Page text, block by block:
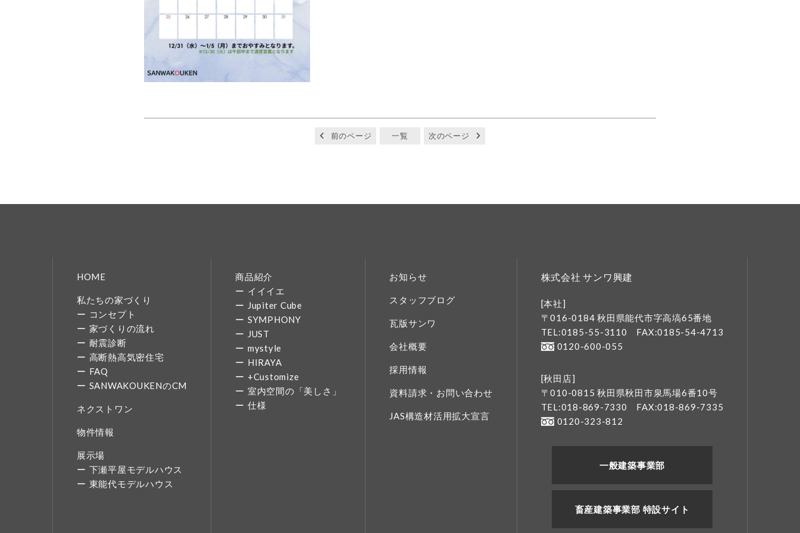
前のページ 一覧 次のページ
HOME
私たちの家づくり
コンセプト
家づくりの流れ
耐震診断
高断熱高気密住宅
FAQ
SANWAKOUKENのCM
ネクストワン
物件情報
展示場
下瀬平屋モデルハウス
東能代モデルハウス
商品紹介
イイイエ
Jupiter Cube
SYMPHONY
JUST
mystyle
HIRAYA
+Customize
室内空間の「美しさ」
仕様
お知らせ
スタッフブログ
瓦版サンワ
会社概要
採用情報
資料請求・お問い合わせ
JAS構造材活用拡大宣言
株式会社 サンワ興建
[本社]
〒016-0184 秋田県能代市字高塙65番地
TEL:0185-55-3110
FAX:0185-54-4713
0120-600-055
[秋田店]
〒010-0815 秋田県秋田市泉馬場6番10号
TEL:018-869-7330
FAX:018-869-7335
0120-323-812
一般建築事業部
畜産建築事業部 特設サイト